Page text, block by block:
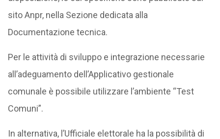
sito Anpr, nella Sezione dedicata alla
Documentazione tecnica.
Per le attività di sviluppo e integrazione necessarie
all’adeguamento dell’Applicativo gestionale
comunale è possibile utilizzare l’ambiente “Test
Comuni”.
In alternativa, l’Ufficiale elettorale ha la possibilità di